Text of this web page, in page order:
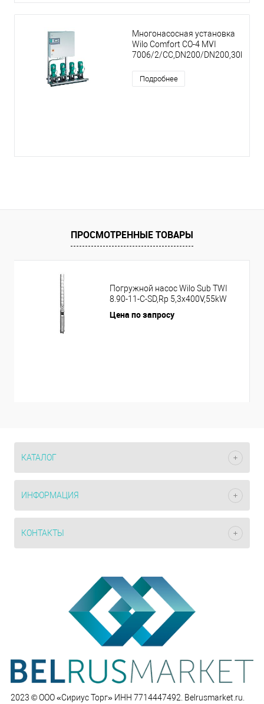
Многонасосная установка
Wilo Comfort CO-4 MVI
7006/2/CC,DN200/DN200,30kW
Подробнее
ПРОСМОТРЕННЫЕ ТОВАРЫ
Погружной насос Wilo Sub TWI
8.90-11-C-SD,Rp 5,3x400V,55kW
Цена по запросу
КАТАЛОГ
ИНФОРМАЦИЯ
КОНТАКТЫ
2023 © ООО «Сириус Торг» ИНН 7714447492. Belrusmarket.ru.